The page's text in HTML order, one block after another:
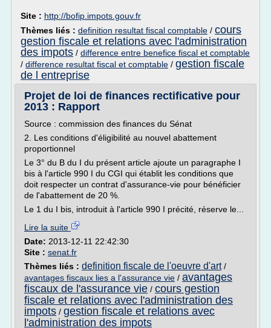
Site : http://bofip.impots.gouv.fr
Thèmes liés : definition resultat fiscal comptable / cours
gestion fiscale et relations avec l'administration
des impots / difference entre benefice fiscal et comptable
/ difference resultat fiscal et comptable / gestion fiscale
de l entreprise
Projet de loi de finances rectificative pour
2013 : Rapport
Source : commission des finances du Sénat
2. Les conditions d'éligibilité au nouvel abattement
proportionnel
Le 3° du B du I du présent article ajoute un paragraphe I
bis à l'article 990 I du CGI qui établit les conditions que
doit respecter un contrat d'assurance-vie pour bénéficier
de l'abattement de 20 %.
Le 1 du I bis, introduit à l'article 990 I précité, réserve le...
Lire la suite
Date: 2013-12-11 22:42:30
Site : senat.fr
Thèmes liés : definition fiscale de l'oeuvre d'art/
avantages fiscaux lies a l'assurance vie / avantages
fiscaux de l'assurance vie / cours gestion
fiscale et relations avec l'administration des
impots / gestion fiscale et relations avec
l'administration des impots